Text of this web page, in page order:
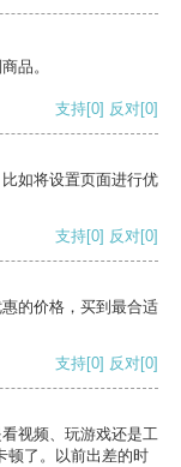
品。
支持[0] 反对[0]
如将设置页面进行优
支持[0] 反对[0]
的价格，买到最合适
支持[0] 反对[0]
视频、玩游戏还是工
顿了。以前出差的时